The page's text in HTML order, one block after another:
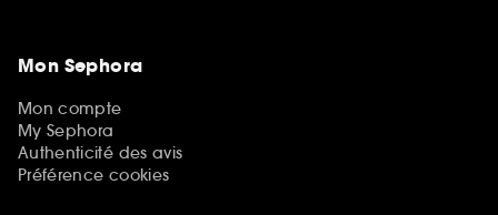
Mon Sephora
Mon compte
My Sephora
Authenticité des avis
Préférence cookies